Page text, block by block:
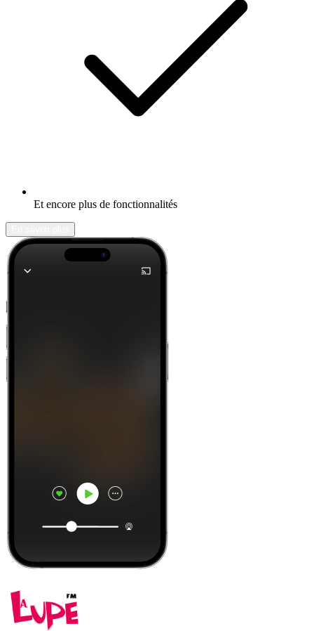
Et encore plus de fonctionnalités